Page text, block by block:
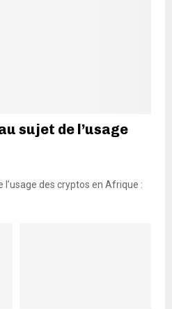
sujet de l’usage
des cryptos en Afrique :